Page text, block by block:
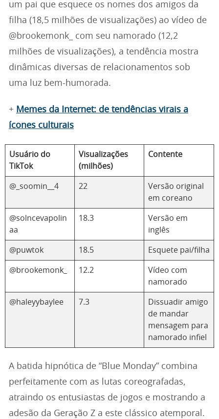
um pai que esquece os nomes dos amigos da
filha (18,5 milhões de visualizações) ao vídeo de
@brookemonk_ com seu namorado (12,2
milhões de visualizações), a tendência mostra
dinâmicas diversas de relacionamentos sob
uma luz bem-humorada.
+ Memes da Internet: de tendências virais a
ícones culturais
Usuário do
TikTok
Visualizações
(milhões)
Contente
@_soomin__4 22
Versão original
em coreano
@solncevapolin
aa
18.3
Versão em
inglês
@puwtok 18.5 Esquete pai/filha
@brookemonk_ 12.2
Vídeo com
namorado
@haleyybaylee 7.3
Dissuadir amigo
de mandar
mensagem para
namorado infiel
A batida hipnótica de “Blue Monday” combina
perfeitamente com as lutas coreografadas,
atraindo os entusiastas de jogos e mostrando a
adesão da Geração Z a este clássico atemporal.